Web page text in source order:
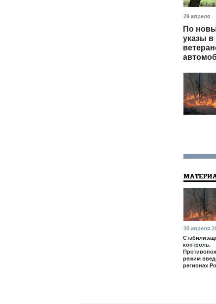
29 апреля
По
указы в
30 апреля
контроль.
режим
регионах